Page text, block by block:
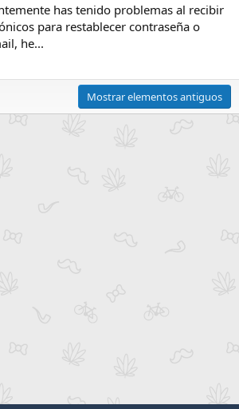
has tenido problemas al recibir
para restablecer contraseña o
he...
Mostrar elementos antiguos